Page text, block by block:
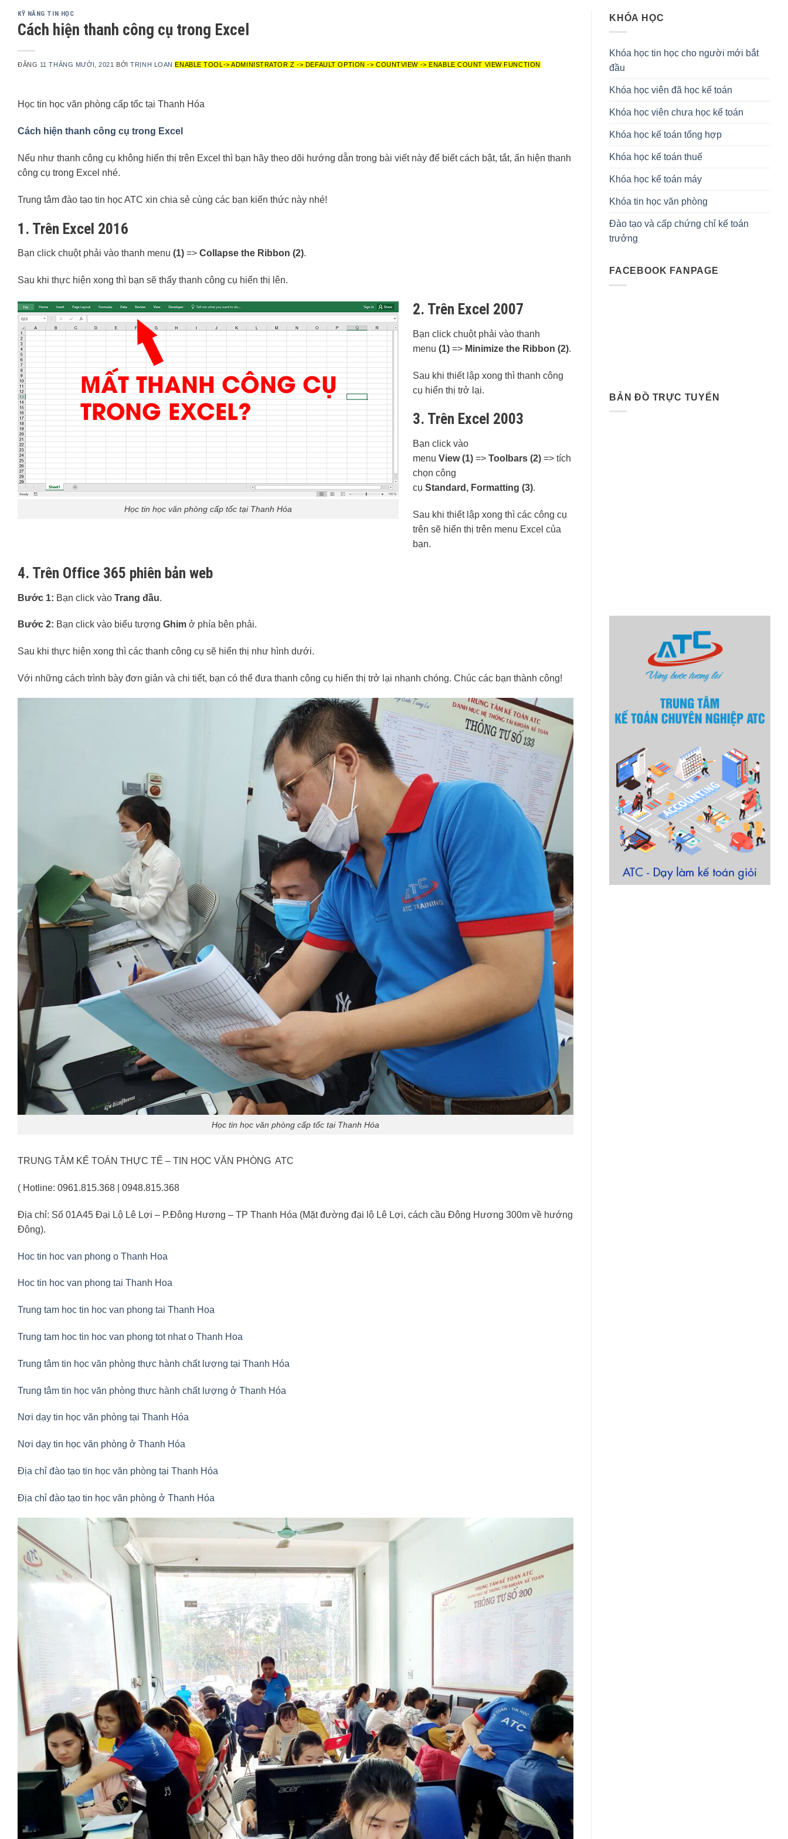
KỸ NĂNG TIN HỌC
Cách hiện thanh công cụ trong Excel
ĐĂNG 11 THÁNG MƯỜI, 2021 BỞITRỊNH LOAN ENABLE TOOL-> ADMINISTRATOR Z -> DEFAULT OPTION -> COUNTVIEW -> ENABLE COUNT VIEW FUNCTION
Học tin học văn phòng cấp tốc tại Thanh Hóa
Cách hiện thanh công cụ trong Excel
Nếu như thanh công cụ không hiển thị trên Excel thì bạn hãy theo dõi hướng dẫn trong bài viết này để biết cách bật, tắt, ẩn hiện thanh
công cụ trong Excel nhé.
Trung tâm đào tạo tin học ATC xin chia sẻ cùng các bạn kiến thức này nhé!
1. Trên Excel 2016
Bạn click chuột phải vào thanh menu (1) => Collapse the Ribbon (2).
Sau khi thực hiện xong thì bạn sẽ thấy thanh công cụ hiển thị lên.
Học tin học văn phòng cấp tốc tại Thanh Hóa
2. Trên Excel 2007
Bạn click chuột phải vào thanh
menu (1) => Minimize the Ribbon (2).
Sau khi thiết lập xong thì thanh công
cụ hiển thị trở lại.
3. Trên Excel 2003
Bạn click vào
menu View (1) => Toolbars (2) => tích
chọn công
cụ Standard, Formatting (3).
Sau khi thiết lập xong thì các công cụ
trên sẽ hiển thị trên menu Excel của
bạn.
4. Trên Office 365 phiên bản web
Bước 1: Bạn click vào Trang đầu.
Bước 2: Bạn click vào biểu tượng Ghim ở phía bên phải.
Sau khi thực hiện xong thì các thanh công cụ sẽ hiển thị như hình dưới.
Với những cách trình bày đơn giản và chi tiết, bạn có thể đưa thanh công cụ hiển thị trở lại nhanh chóng. Chúc các bạn thành công!
Học tin học văn phòng cấp tốc tại Thanh Hóa
TRUNG TÂM KẾ TOÁN THỰC TẾ – TIN HỌC VĂN PHÒNG ATC
( Hotline: 0961.815.368 | 0948.815.368
Địa chỉ: Số 01A45 Đại Lộ Lê Lợi – P.Đông Hương – TP Thanh Hóa (Mặt đường đại lộ Lê Lợi, cách cầu Đông Hương 300m về hướng
Đông).
Hoc tin hoc van phong o Thanh Hoa
Hoc tin hoc van phong tai Thanh Hoa
Trung tam hoc tin hoc van phong tai Thanh Hoa
Trung tam hoc tin hoc van phong tot nhat o Thanh Hoa
Trung tâm tin học văn phòng thực hành chất lượng tại Thanh Hóa
Trung tâm tin học văn phòng thực hành chất lượng ở Thanh Hóa
Nơi dạy tin học văn phòng tại Thanh Hóa
Nơi dạy tin học văn phòng ở Thanh Hóa
Địa chỉ đào tạo tin học văn phòng tại Thanh Hóa
Địa chỉ đào tạo tin học văn phòng ở Thanh Hóa
KHÓA HỌC
Khóa học tin học cho người mới bắt
đầu
Khóa học viên đã học kế toán
Khóa học viên chưa học kế toán
Khóa học kế toán tổng hợp
Khóa học kế toán thuế
Khóa học kế toán máy
Khóa tin học văn phòng
Đào tạo và cấp chứng chỉ kế toán
trưởng
FACEBOOK FANPAGE
BẢN ĐỒ TRỰC TUYẾN